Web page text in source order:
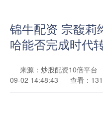
锦牛配资 宗馥莉
哈能否完成时代
来源：炒股配资10倍平台
09-02 14:48:43
查看：131